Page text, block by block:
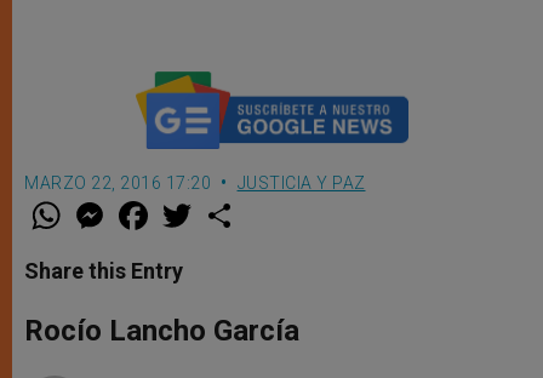
MARZO 22, 2016 17:20 JUSTICIA Y PAZ
W
t
s
p
p
M
e
s
e
g
e
F
a
e
b
o
k
w
r
Share this Entry
Rocío Lancho García